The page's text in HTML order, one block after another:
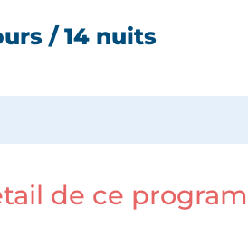
/ 14 nuits
de ce